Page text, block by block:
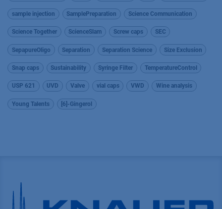
sample injection SamplePreparation Science Communication
Science Together ScienceSlam Screw caps SEC
SepapureOligo Separation Separation Science Size Exclusion
Snap caps Sustainability Syringe Filter TemperatureControl
USP 621 UVD Valve vial caps VWD Wine analysis
Young Talents [6]-Gingerol